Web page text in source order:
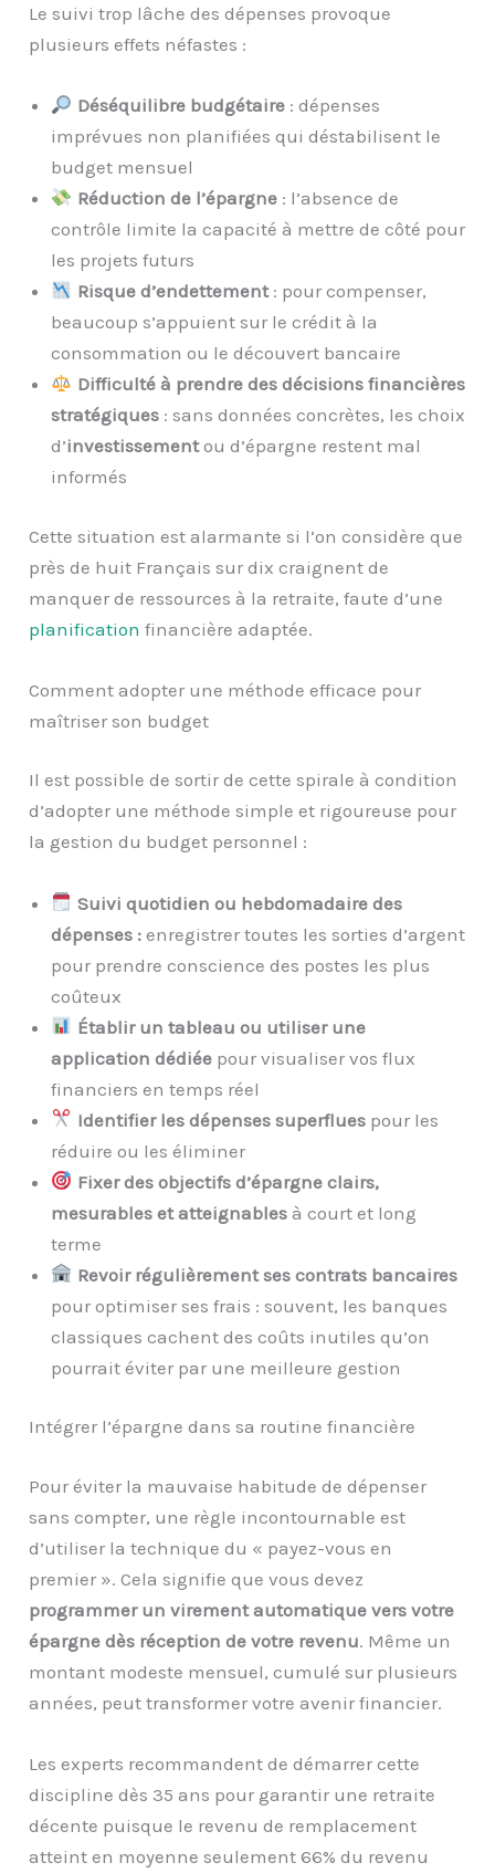
Le suivi trop lâche des dépenses provoque
plusieurs effets néfastes :
Déséquilibre budgétaire: dépenses
imprévues non planifiées qui déstabilisent le
budget mensuel
Réduction de l’épargne: l’absence de
contrôle limite la capacité à mettre de côté pour
les projets futurs
Risque d’endettement: pour compenser,
beaucoup s’appuient sur le crédit à la
consommation ou le découvert bancaire
Difficulté à prendre des décisions financières
stratégiques : sans données concrètes, les choix
d’investissementou d’épargne restent mal
informés
Cette situation est alarmante si l’on considère que
près de huit Français sur dix craignent de
manquer de ressources à la retraite, faute d’une
planification financière adaptée.
Comment adopter une méthode efficace pour
maîtriser son budget
Il est possible de sortir de cette spirale à condition
d’adopter une méthode simple et rigoureuse pour
la gestion du budget personnel :
Suivi quotidien ou hebdomadaire des
dépenses : enregistrer toutes les sorties d’argent
pour prendre conscience des postes les plus
coûteux
Établir un tableau ou utiliser une
application dédiée pour visualiser vos flux
financiers en temps réel
Identifier les dépenses superfluespour les
réduire ou les éliminer
Fixer des objectifs d’épargne clairs,
mesurables et atteignables à court et long
terme
Revoir régulièrement ses contrats bancaires
pour optimiser ses frais : souvent, les banques
classiques cachent des coûts inutiles qu’on
pourrait éviter par une meilleure gestion
Intégrer l’épargne dans sa routine financière
Pour éviter la mauvaise habitude de dépenser
sans compter, une règle incontournable est
d’utiliser la technique du « payez-vous en
premier ». Cela signifie que vous devez
programmer un virement automatique vers votre
épargne dès réception de votre revenu. Même un
montant modeste mensuel, cumulé sur plusieurs
années, peut transformer votre avenir financier.
Les experts recommandent de démarrer cette
discipline dès 35 ans pour garantir une retraite
décente puisque le revenu de remplacement
atteint en moyenne seulement 66% du revenu